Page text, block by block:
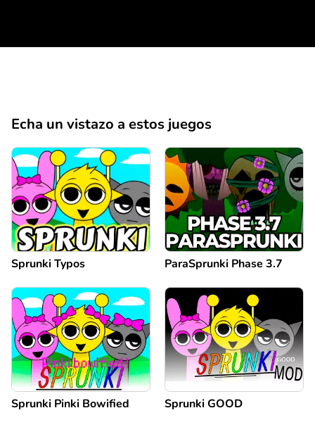
Echa un vistazo a estos juegos
Sprunki Typos ParaSprunki Phase 3.7
Sprunki Pinki Bowified Sprunki GOOD